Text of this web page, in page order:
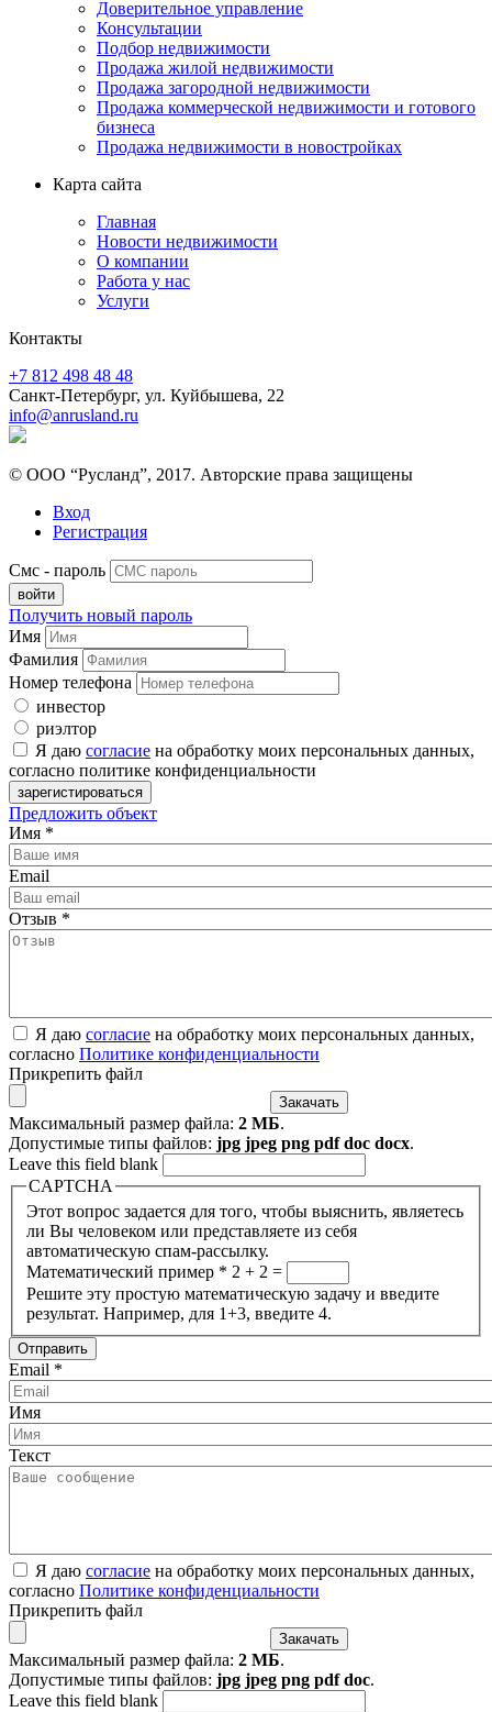
Доверительное управление
Консультации
Подбор недвижимости
Продажа жилой недвижимости
Продажа загородной недвижимости
Продажа коммерческой недвижимости и готового
бизнеса
Продажа недвижимости в новостройках
Карта сайта
Главная
Новости недвижимости
О компании
Работа у нас
Услуги
Контакты
+7 812 498 48 48
Санкт-Петербург, ул. Куйбышева, 22
info@anrusland.ru
© ООО “Русланд”, 2017. Авторские права защищены
Вход
Регистрация
Смс - пароль
Получить новый пароль
Имя
Фамилия
Номер телефона
инвестор
риэлтор
Я даю согласие на обработку моих персональных данных,
согласно политике конфиденциальности
Предложить объект
Имя *
Email
Отзыв *
Я даю согласие на обработку моих персональных данных,
согласно Политике конфиденциальности
Прикрепить файл
Максимальный размер файла: 2 МБ.
Допустимые типы файлов: jpg jpeg png pdf doc docx.
Leave this field blank
CAPTCHA
Этот вопрос задается для того, чтобы выяснить, являетесь
ли Вы человеком или представляете из себя
автоматическую спам-рассылку.
Математический пример * 2 + 2 =
Решите эту простую математическую задачу и введите
результат. Например, для 1+3, введите 4.
Email *
Имя
Текст
Я даю согласие на обработку моих персональных данных,
согласно Политике конфиденциальности
Прикрепить файл
Максимальный размер файла: 2 МБ.
Допустимые типы файлов: jpg jpeg png pdf doc.
Leave this field blank